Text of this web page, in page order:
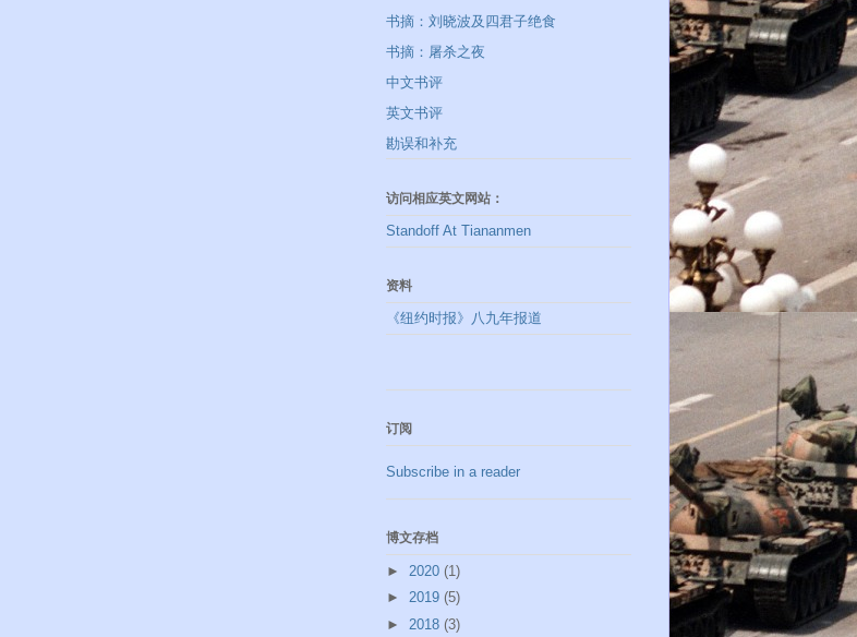
书摘：刘晓波及四君子绝食
书摘：屠杀之夜
中文书评
英文书评
勘误和补充
访问相应英文网站：
Standoff At Tiananmen
资料
《纽约时报》八九年报道
订阅
Subscribe in a reader
博文存档
► 2020 (1)
► 2019 (5)
► 2018 (3)